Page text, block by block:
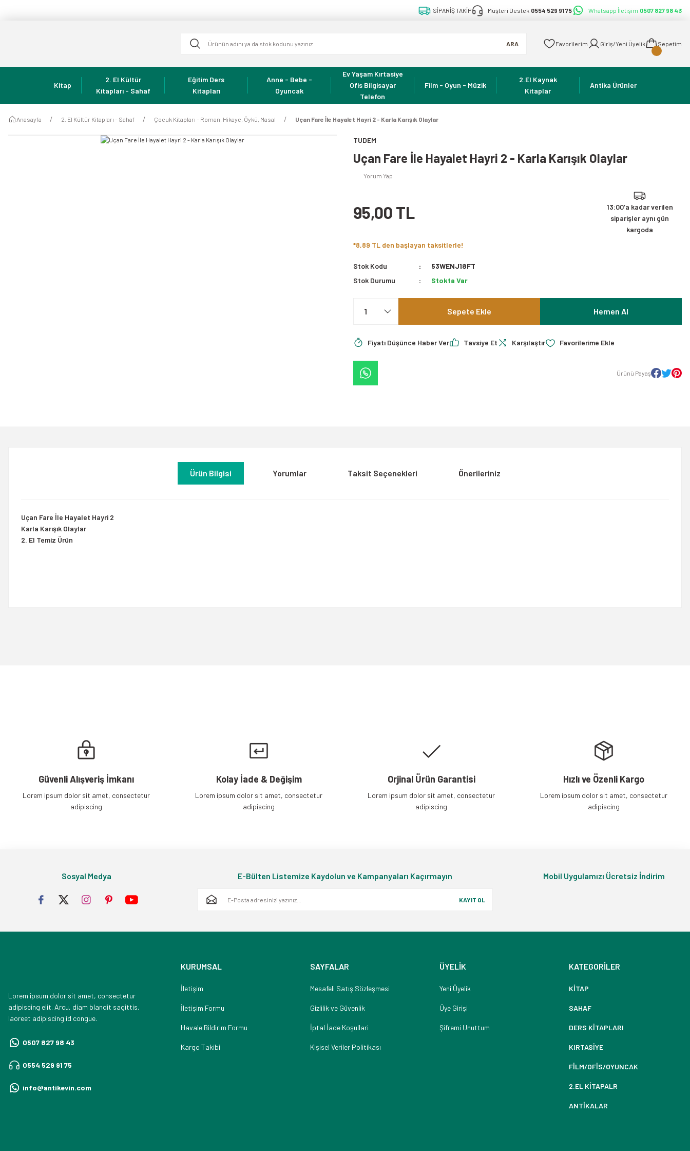
SİPARİŞ TAKİP Müşteri Destek 0554 529 91 75 Whatsapp İletişim 0507 827 98 43
ARA Favorilerim Giriş/Yeni Üyelik Sepetim
Kitap
2. El Kültür
Kitapları - Sahaf
Eğitim Ders
Kitapları
Anne - Bebe -
Oyuncak
Ev Yaşam Kırtasiye
Ofis Bilgisayar
Telefon
Film - Oyun - Müzik
2.El Kaynak
Kitaplar
Antika Ürünler
Anasayfa 2. El Kültür Kitapları - Sahaf Çocuk Kitapları - Roman, Hikaye, Öykü, Masal Uçan Fare İle Hayalet Hayri 2 - Karla Karışık Olaylar
TUDEM
Uçan Fare İle Hayalet Hayri 2 - Karla Karışık Olaylar
Yorum Yap
95,00 TL
13:00’a kadar verilen
siparişler aynı gün
kargoda
*8,89 TL den başlayan taksitlerle!
Stok Kodu
53WENJ18FT
Stok Durumu
Stokta Var
Sepete Ekle Hemen Al
Fiyatı Düşünce Haber Ver Tavsiye Et Karşılaştır
Ürünü Payaş
Ürün Bilgisi Yorumlar Taksit Seçenekleri Önerileriniz
Uçan Fare İle Hayalet Hayri 2
Karla Karışık Olaylar
2. El Temiz Ürün
Güvenli Alışveriş İmkanı
Lorem ipsum dolor sit amet, consectetur
adipiscing
Kolay İade & Değişim
Lorem ipsum dolor sit amet, consectetur
adipiscing
Orjinal Ürün Garantisi
Lorem ipsum dolor sit amet, consectetur
adipiscing
Hızlı ve Özenli Kargo
Lorem ipsum dolor sit amet, consectetur
adipiscing
Sosyal Medya E-Bülten Listemize Kaydolun ve Kampanyaları Kaçırmayın
KAYIT OL
Mobil Uygulamızı Ücretsiz İndirim
Lorem ipsum dolor sit amet, consectetur
adipiscing elit. Arcu, diam blandit sagittis,
laoreet adipiscing id congue.
0507 827 98 43
0554 529 91 75
info@antikevin.com
KURUMSAL
İletişim
İletişim Formu
Havale Bildirim Formu
Kargo Takibi
SAYFALAR
Mesafeli Satış Sözleşmesi
Gizlilik ve Güvenlik
İptal İade Koşullari
Kişisel Veriler Politikası
ÜYELİK
Yeni Üyelik
Üye Girişi
Şifremi Unuttum
KATEGORİLER
KİTAP
SAHAF
DERS KİTAPLARI
KIRTASİYE
FİLM/OFİS/OYUNCAK
2.EL KİTAPALR
ANTİKALAR